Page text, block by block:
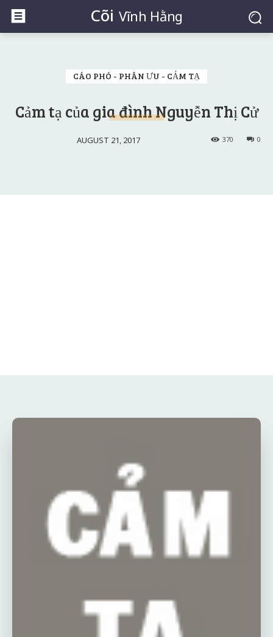
Cõi Vĩnh Hằng
CÁO PHÓ - PHÂN ƯU - CẢM TẠ
Cảm tạ của gia đình Nguyễn Thị Cử
AUGUST 21, 2017 0
370